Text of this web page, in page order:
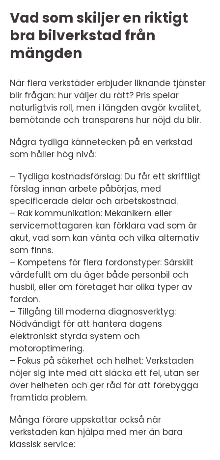
Vad som skiljer en riktigt
bra bilverkstad från
mängden
När flera verkstäder erbjuder liknande tjänster
blir frågan: hur väljer du rätt? Pris spelar
naturligtvis roll, men i längden avgör kvalitet,
bemötande och transparens hur nöjd du blir.
Några tydliga kännetecken på en verkstad
som håller hög nivå:
– Tydliga kostnadsförslag: Du får ett skriftligt
förslag innan arbete påbörjas, med
specificerade delar och arbetskostnad.
– Rak kommunikation: Mekanikern eller
servicemottagaren kan förklara vad som är
akut, vad som kan vänta och vilka alternativ
som finns.
– Kompetens för flera fordonstyper: Särskilt
värdefullt om du äger både personbil och
husbil, eller om företaget har olika typer av
fordon.
– Tillgång till moderna diagnosverktyg:
Nödvändigt för att hantera dagens
elektroniskt styrda system och
motoroptimering.
– Fokus på säkerhet och helhet: Verkstaden
nöjer sig inte med att släcka ett fel, utan ser
över helheten och ger råd för att förebygga
framtida problem.
Många förare uppskattar också när
verkstaden kan hjälpa med mer än bara
klassisk service: